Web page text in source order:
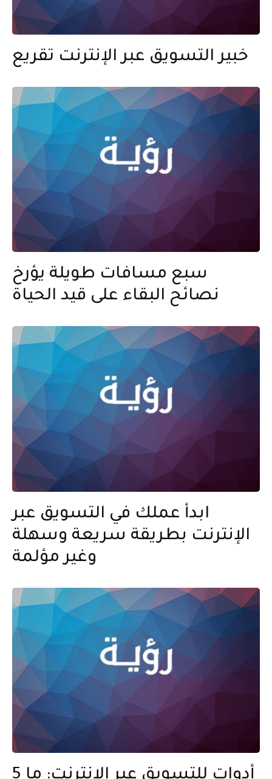
خبير التسويق عبر الإنترنت تقريع
سبع مسافات طويلة يؤرخ
نصائح البقاء على قيد الحياة
ابدأ عملك في التسويق عبر
الإنترنت بطريقة سريعة وسهلة
وغير مؤلمة